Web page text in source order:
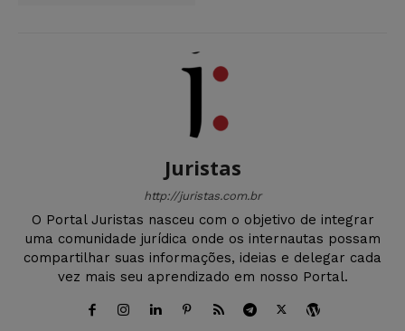
Juristas
http://juristas.com.br
O Portal Juristas nasceu com o objetivo de integrar
uma comunidade jurídica onde os internautas possam
compartilhar suas informações, ideias e delegar cada
vez mais seu aprendizado em nosso Portal.